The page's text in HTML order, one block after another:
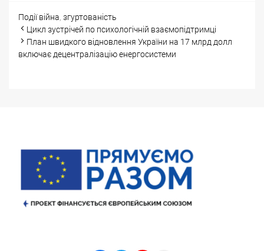
Categories
Події Tags
війна, згуртованість
Post
navigation
Цикл зустрічей по психологічній взаємопідтримці
План швидкого відновлення України на 17 млрд долл
включає децентралізацію енергосистеми